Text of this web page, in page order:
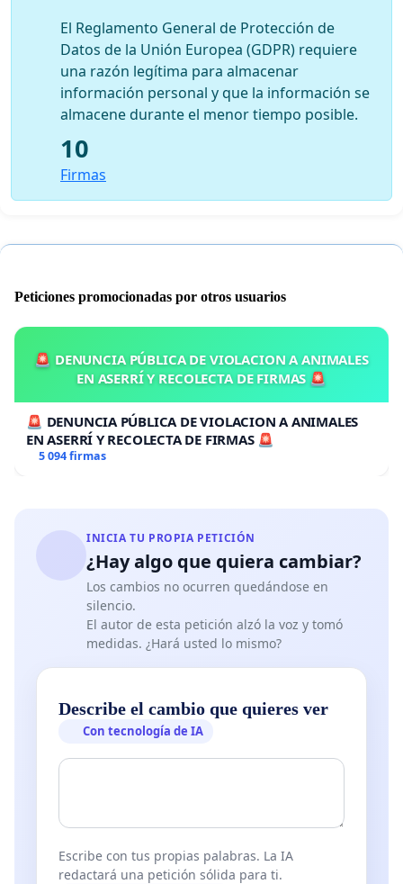
El Reglamento General de Protección de
Datos de la Unión Europea (GDPR) requiere
una razón legítima para almacenar
información personal y que la información se
almacene durante el menor tiempo posible.
10
Firmas
Peticiones promocionadas por otros usuarios
🚨 DENUNCIA PÚBLICA DE VIOLACION A ANIMALES
EN ASERRÍ Y RECOLECTA DE FIRMAS 🚨
🚨 DENUNCIA PÚBLICA DE VIOLACION A ANIMALES
EN ASERRÍ Y RECOLECTA DE FIRMAS 🚨
5 094 firmas
INICIA TU PROPIA PETICIÓN
¿Hay algo que quiera cambiar?
Los cambios no ocurren quedándose en
silencio.
El autor de esta petición alzó la voz y tomó
medidas. ¿Hará usted lo mismo?
Describe el cambio que quieres ver
Con tecnología de IA
Escribe con tus propias palabras. La IA
redactará una petición sólida para ti.